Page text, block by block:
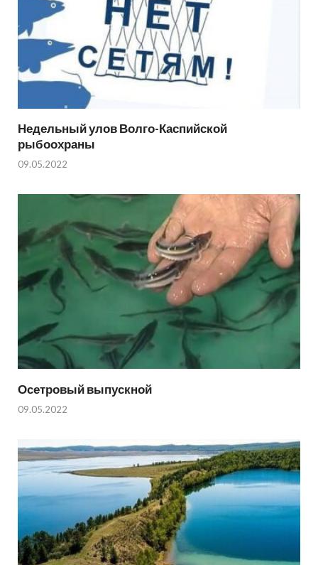
Недельный улов Волго-Каспийской
рыбоохраны
09.05.2022
Осетровый выпускной
09.05.2022